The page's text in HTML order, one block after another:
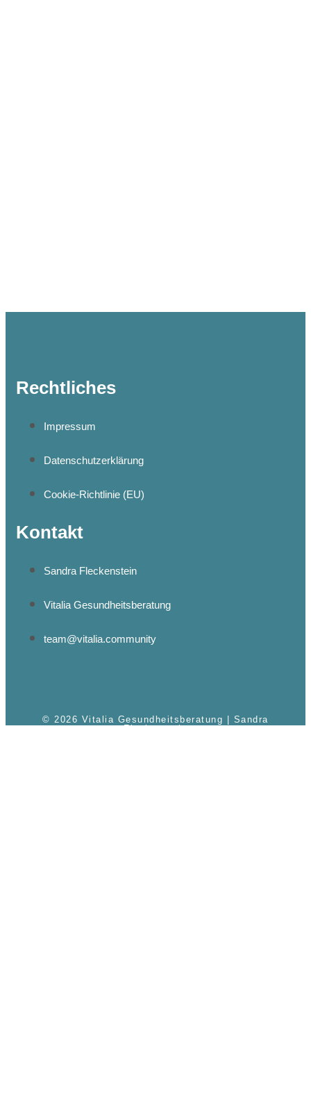
Rechtliches
Impressum
Datenschutzerklärung
Cookie-Richtlinie (EU)
Kontakt
Sandra Fleckenstein
Vitalia Gesundheitsberatung
team@vitalia.community
© 2026 Vitalia Gesundheitsberatung | Sandra
Fleckenstein